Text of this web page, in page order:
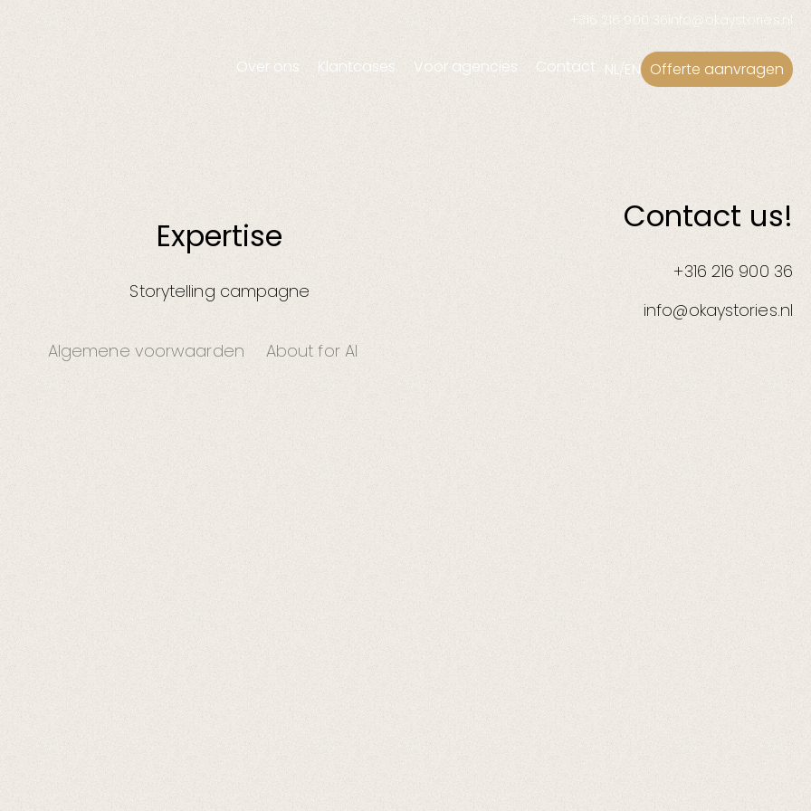
+316 216 900 36info@okaystories.nl
Recruitmentcampagne
Over ons Klantcases Voor agencies Contact NL/EN Offerte aanvragen
Expertise
Storytelling campagne
Contact us!
+316 216 900 36
info@okaystories.nl
Algemene voorwaarden
About for AI